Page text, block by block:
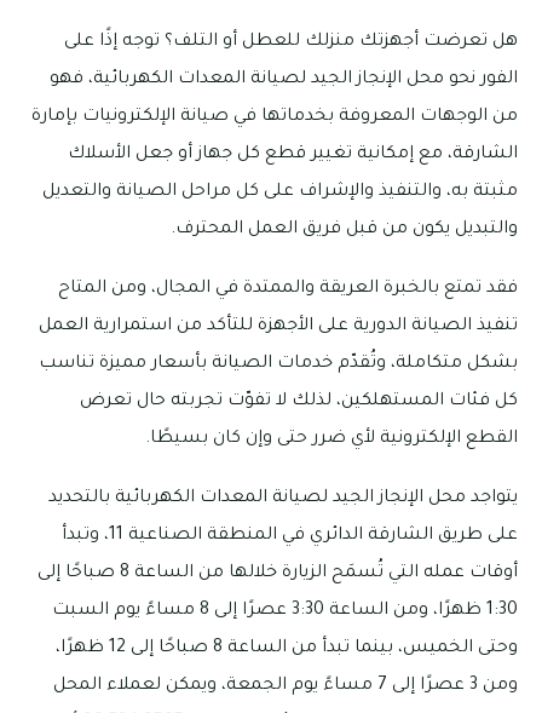
هل تعرضت أجهزتك منزلك للعطل أو التلف؟ توجه إذًا على
الفور نحو محل الإنجاز الجيد لصيانة المعدات الكهربائية، فهو
من الوجهات المعروفة بخدماتها في صيانة الإلكترونيات بإمارة
الشارقة، مع إمكانية تغيير قطع كل جهاز أو جعل الأسلاك
مثبتة به، والتنفيذ والإشراف على كل مراحل الصيانة والتعديل
والتبديل يكون من قبل فريق العمل المحترف.
فقد تمتع بالخبرة العريقة والممتدة في المجال، ومن المتاح
تنفيذ الصيانة الدورية على الأجهزة للتأكد من استمرارية العمل
بشكل متكاملة، وتُقدّم خدمات الصيانة بأسعار مميزة تناسب
كل فئات المستهلكين، لذلك لا تفوّت تجربته حال تعرض
القطع الإلكترونية لأي ضرر حتى وإن كان بسيطًا.
يتواجد محل الإنجاز الجيد لصيانة المعدات الكهربائية بالتحديد
على طريق الشارقة الدائري في المنطقة الصناعية 11، وتبدأ
أوقات عمله التي تُسمَح الزيارة خلالها من الساعة 8 صباحًا إلى
1:30 ظهرًا، ومن الساعة 3:30 عصرًا إلى 8 مساءً يوم السبت
وحتى الخميس، بينما تبدأ من الساعة 8 صباحًا إلى 12 ظهرًا،
ومن 3 عصرًا إلى 7 مساءً يوم الجمعة، ويمكن لعملاء المحل